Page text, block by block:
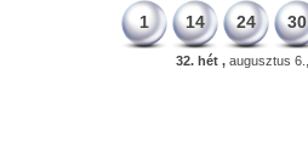
1 14 24 30
32. hét ,augusztus